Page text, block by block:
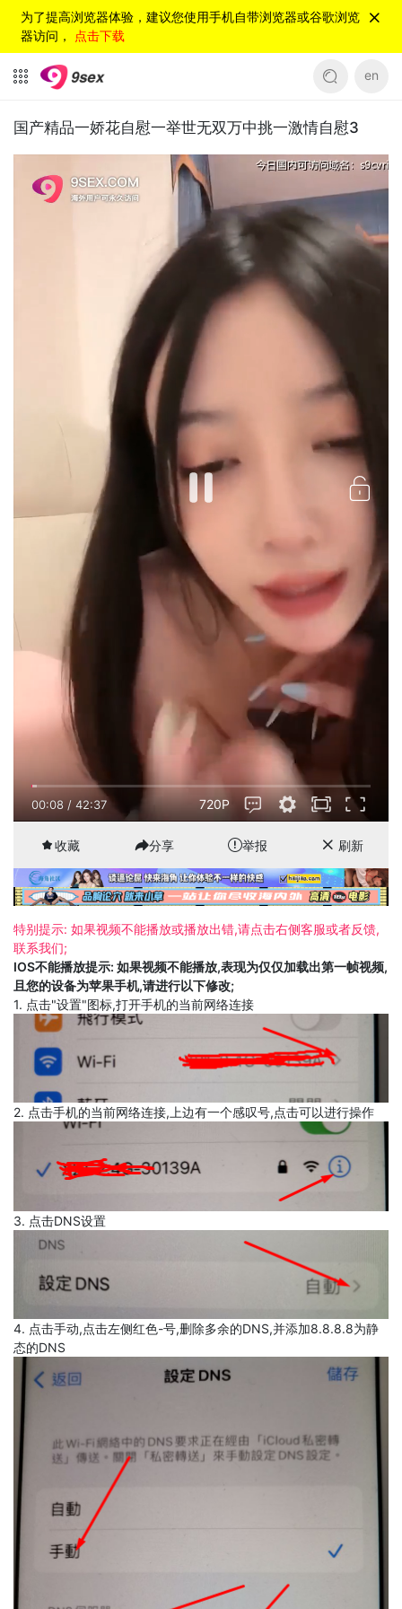
为了提高浏览器体验，建议您使用手机自带浏览器或谷歌浏览
器访问， 点击下载
en
国产精品一娇花自慰一举世无双万中挑一激情自慰3
00:08 / 42:37 720P
收藏 分享 举报 刷新
特别提示: 如果视频不能播放或播放出错,请点击右侧客服或者反馈,
联系我们;
IOS不能播放提示: 如果视频不能播放,表现为仅仅加载出第一帧视频,
且您的设备为苹果手机,请进行以下修改;
1. 点击"设置"图标,打开手机的当前网络连接
2. 点击手机的当前网络连接,上边有一个感叹号,点击可以进行操作
3. 点击DNS设置
4. 点击手动,点击左侧红色-号,删除多余的DNS,并添加8.8.8.8为静
态的DNS